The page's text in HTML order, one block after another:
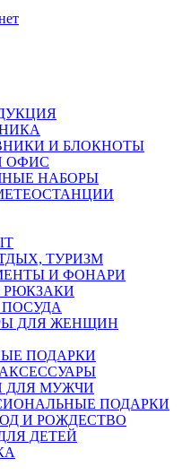
И БЛОКНОТЫ
ОФИС
НАБОРЫ
ТУРИЗМ
И ФОНАРИ
ДЛЯ ЖЕНЩИН
ПОДАРКИ
ДЛЯ МУЖЧИ
ПОДАРКИ
И РОЖДЕСТВО
ДЕТЕЙ